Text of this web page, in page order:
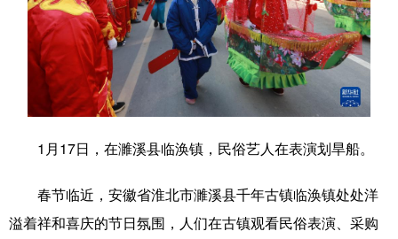
访谈 视频 图片 政务
法律 中央文件 金融 汽车
食品 信息化 数字经济
彩票 娱乐 时尚 悦读
1月17日，在濉溪县临涣镇，民俗艺人在表演划旱船。
春节临近，安徽省淮北市濉溪县千年古镇临涣镇处处洋
溢着祥和喜庆的节日氛围，人们在古镇观看民俗表演、采购